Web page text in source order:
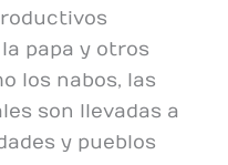
papa y otros
los nabos, las
son llevadas a
y pueblos